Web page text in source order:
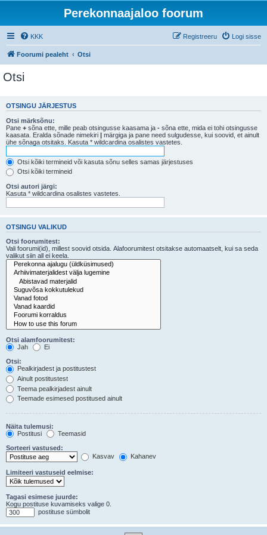
Perekonnaajaloo foorum
KKK Logi sisse
Registreeru
Foorumi pealeht Otsi
Otsi
OTSINGU JÄRJESTUS
Otsi märksõnu:
Pane + sõna ette, mille peab otsingusse kaasama ja - sõna ette, mida ei tohi otsingusse
kaasata. Eralda sõnade nimekiri | märgiga ja pane need sulgudesse, kui soovid, et ainult
ühe sõnaga otsitaks. Kasuta * wildcardina osalistes vastetes.
Otsi kõiki termineid või kasuta sõnu selles samas järjestuses
Otsi kõiki termineid
Otsi autori järgi:
Kasuta * wildcardina osalistes vastetes.
OTSINGU VALIKUD
Otsi foorumitest:
Vali foorumi(id), millest soovid otsida. Alafoorumitest otsitakse automaatselt, kui sa seda
valikut siin all ei keela.
Otsi alamfoorumitest:
Jah
Ei
Otsi:
Pealkirjadest ja postitustest
Ainult postitustest
Teema pealkirjadest ainult
Teemade esimesed postitused ainult
Näita tulemusi:
Postitusi
Teemasid
Sorteeri vastused:
Kasvav
Kahanev
Limiteeri vastuseid eelmise:
Tagasi esimese juurde:
Kogu postituse kuvamiseks valige 0.
postituse sümbolit